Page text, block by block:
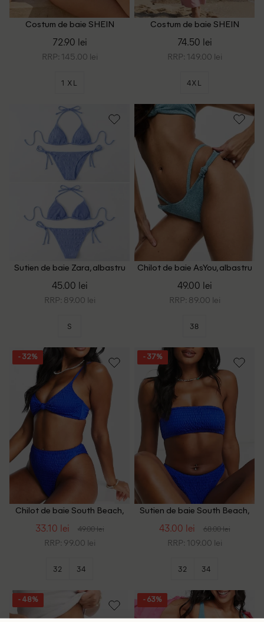
Costum de baie SHEIN
72.90 lei
RRP: 145.00 lei
1 XL
Costum de baie SHEIN
74.50 lei
RRP: 149.00 lei
4XL
Sutien de baie Zara, albastru
45.00 lei
RRP: 89.00 lei
S
Chilot de baie AsYou, albastru
49.00 lei
RRP: 89.00 lei
38
- 32%
Chilot de baie South Beach,
33.10 lei 49.00 lei
RRP: 99.00 lei
32 34
- 37%
Sutien de baie South Beach,
43.00 lei 68.00 lei
RRP: 109.00 lei
32 34
- 48% - 63%